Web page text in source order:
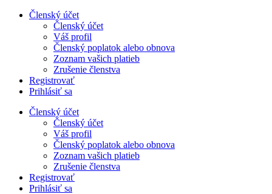
PreskočiťČlenský účet
Členský účet
Váš profil
Členský poplatok alebo obnova
Zoznam vašich platieb
Zrušenie členstva
Registrovať
Prihlásiť sa
Členský účet
Členský účet
Váš profil
Členský poplatok alebo obnova
Zoznam vašich platieb
Zrušenie členstva
Registrovať
Prihlásiť sa